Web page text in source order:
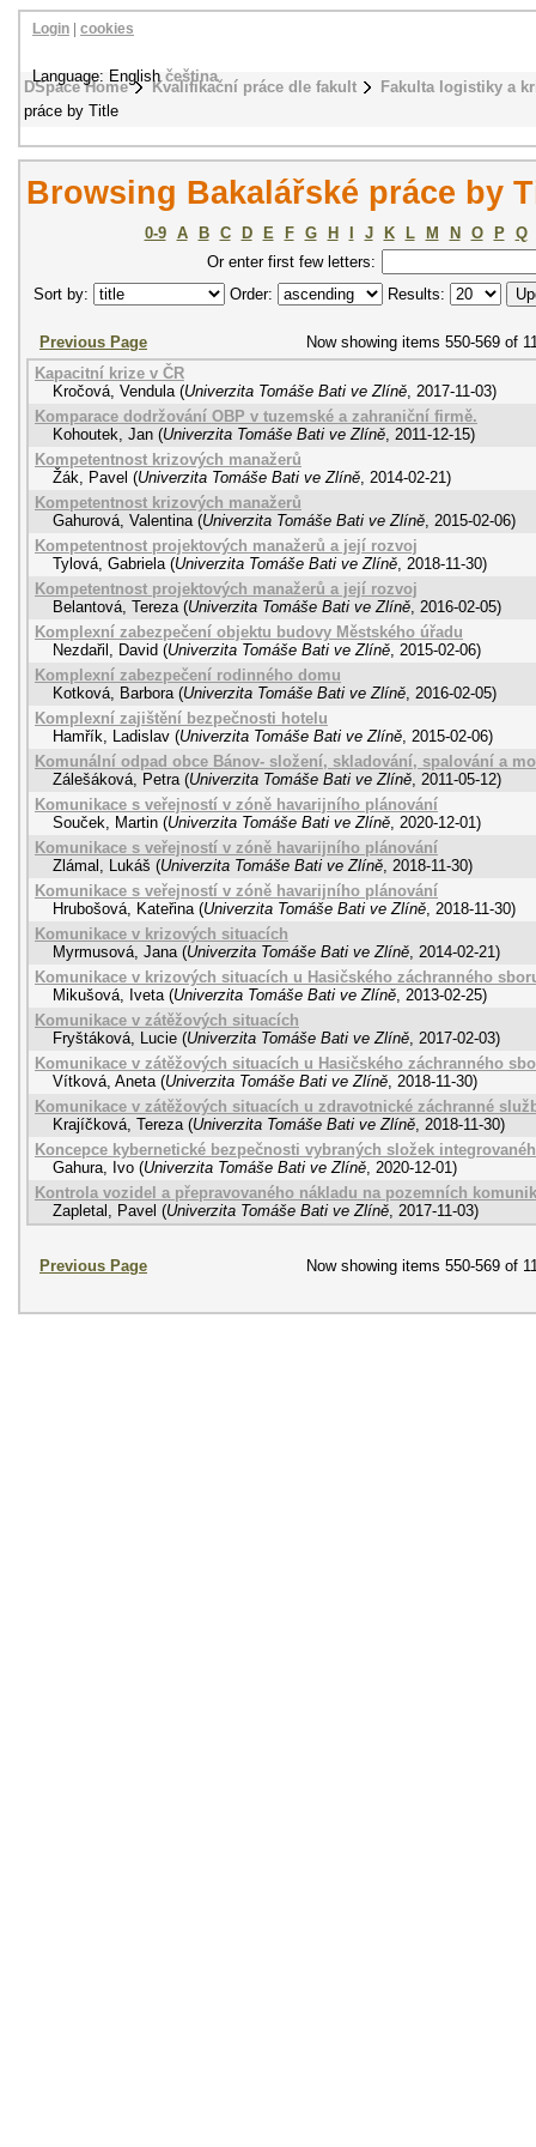
DSpace Home Kvalifikační práce dle fakult
Fakulta logistiky a
práce by Title
Login cookies
Language: Englishčeština
Browsing Bakalářské práce by
0-9 A B C D E F G H J K L M N O P
Q
Or enter first few letters:
Sort by:
Order: Results:
Previous Page
Now showing items 550-569 of
Kapacitní krize v ČR
Kročová, Vendula (Univerzita Tomáše Bati ve Zlíně, 2017-11-03)
Komparace dodržování OBP v tuzemské a zahraniční firmě.
Kohoutek, Jan (Univerzita Tomáše Bati ve Zlíně, 2011-12-15)
Kompetentnost krizových manažerů
Žák, Pavel (Univerzita Tomáše Bati ve Zlíně, 2014-02-21)
Kompetentnost krizových manažerů
Gahurová, Valentina (Univerzita Tomáše Bati ve Zlíně, 2015-02-06)
Kompetentnost projektových manažerů a její rozvoj
Tylová, Gabriela (Univerzita Tomáše Bati ve Zlíně, 2018-11-30)
Kompetentnost projektových manažerů a její rozvoj
Belantová, Tereza (Univerzita Tomáše Bati ve Zlíně, 2016-02-05)
Komplexní zabezpečení objektu budovy Městského úřadu
Nezdařil, David (Univerzita Tomáše Bati ve Zlíně, 2015-02-06)
Komplexní zabezpečení rodinného domu
Kotková, Barbora (Univerzita Tomáše Bati ve Zlíně, 2016-02-05)
Komplexní zajištění bezpečnosti hotelu
Hamřík, Ladislav (Univerzita Tomáše Bati ve Zlíně, 2015-02-06)
Komunální odpad obce Bánov- složení, skladování, spalování a
Zálešáková, Petra (Univerzita Tomáše Bati ve Zlíně, 2011-05-12)
Komunikace s veřejností v zóně havarijního plánování
Souček, Martin (Univerzita Tomáše Bati ve Zlíně, 2020-12-01)
Komunikace s veřejností v zóně havarijního plánování
Zlámal, Lukáš (Univerzita Tomáše Bati ve Zlíně, 2018-11-30)
Komunikace s veřejností v zóně havarijního plánování
Hrubošová, Kateřina (Univerzita Tomáše Bati ve Zlíně, 2018-11-30)
Komunikace v krizových situacích
Myrmusová, Jana (Univerzita Tomáše Bati ve Zlíně, 2014-02-21)
Komunikace v krizových situacích u Hasičského záchranného
Mikušová, Iveta (Univerzita Tomáše Bati ve Zlíně, 2013-02-25)
Komunikace v zátěžových situacích
Fryštáková, Lucie (Univerzita Tomáše Bati ve Zlíně, 2017-02-03)
Komunikace v zátěžových situacích u Hasičského záchranného
Vítková, Aneta (Univerzita Tomáše Bati ve Zlíně, 2018-11-30)
Komunikace v zátěžových situacích u zdravotnické záchranné
Krajíčková, Tereza (Univerzita Tomáše Bati ve Zlíně, 2018-11-30)
Koncepce kybernetické bezpečnosti vybraných složek
Gahura, Ivo (Univerzita Tomáše Bati ve Zlíně, 2020-12-01)
Kontrola vozidel a přepravovaného nákladu na pozemních
Zapletal, Pavel (Univerzita Tomáše Bati ve Zlíně, 2017-11-03)
Previous Page Now showing items 550-569 of